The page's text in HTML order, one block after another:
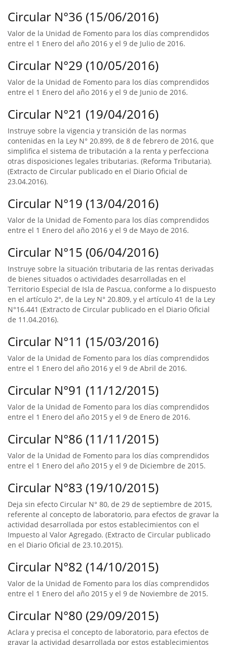
Circular N°36 (15/06/2016)
Valor de la Unidad de Fomento para los días comprendidos
entre el 1 Enero del año 2016 y el 9 de Julio de 2016.
Circular N°29 (10/05/2016)
Valor de la Unidad de Fomento para los días comprendidos
entre el 1 Enero del año 2016 y el 9 de Junio de 2016.
Circular N°21 (19/04/2016)
Instruye sobre la vigencia y transición de las normas
contenidas en la Ley N° 20.899, de 8 de febrero de 2016, que
simplifica el sistema de tributación a la renta y perfecciona
otras disposiciones legales tributarias. (Reforma Tributaria).
(Extracto de Circular publicado en el Diario Oficial de
23.04.2016).
Circular N°19 (13/04/2016)
Valor de la Unidad de Fomento para los días comprendidos
entre el 1 Enero del año 2016 y el 9 de Mayo de 2016.
Circular N°15 (06/04/2016)
Instruye sobre la situación tributaria de las rentas derivadas
de bienes situados o actividades desarrolladas en el
Territorio Especial de Isla de Pascua, conforme a lo dispuesto
en el artículo 2°, de la Ley N° 20.809, y el artículo 41 de la Ley
N°16.441 (Extracto de Circular publicado en el Diario Oficial
de 11.04.2016).
Circular N°11 (15/03/2016)
Valor de la Unidad de Fomento para los días comprendidos
entre el 1 Enero del año 2016 y el 9 de Abril de 2016.
Circular N°91 (11/12/2015)
Valor de la Unidad de Fomento para los días comprendidos
entre el 1 Enero del año 2015 y el 9 de Enero de 2016.
Circular N°86 (11/11/2015)
Valor de la Unidad de Fomento para los días comprendidos
entre el 1 Enero del año 2015 y el 9 de Diciembre de 2015.
Circular N°83 (19/10/2015)
Deja sin efecto Circular N° 80, de 29 de septiembre de 2015,
referente al concepto de laboratorio, para efectos de gravar la
actividad desarrollada por estos establecimientos con el
Impuesto al Valor Agregado. (Extracto de Circular publicado
en el Diario Oficial de 23.10.2015).
Circular N°82 (14/10/2015)
Valor de la Unidad de Fomento para los días comprendidos
entre el 1 Enero del año 2015 y el 9 de Noviembre de 2015.
Circular N°80 (29/09/2015)
Aclara y precisa el concepto de laboratorio, para efectos de
gravar la actividad desarrollada por estos establecimientos